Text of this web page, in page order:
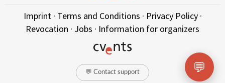
Imprint· Terms and Conditions · Privacy Policy·
Revocation · Jobs · Information for organizers
💬 Contact support 💬